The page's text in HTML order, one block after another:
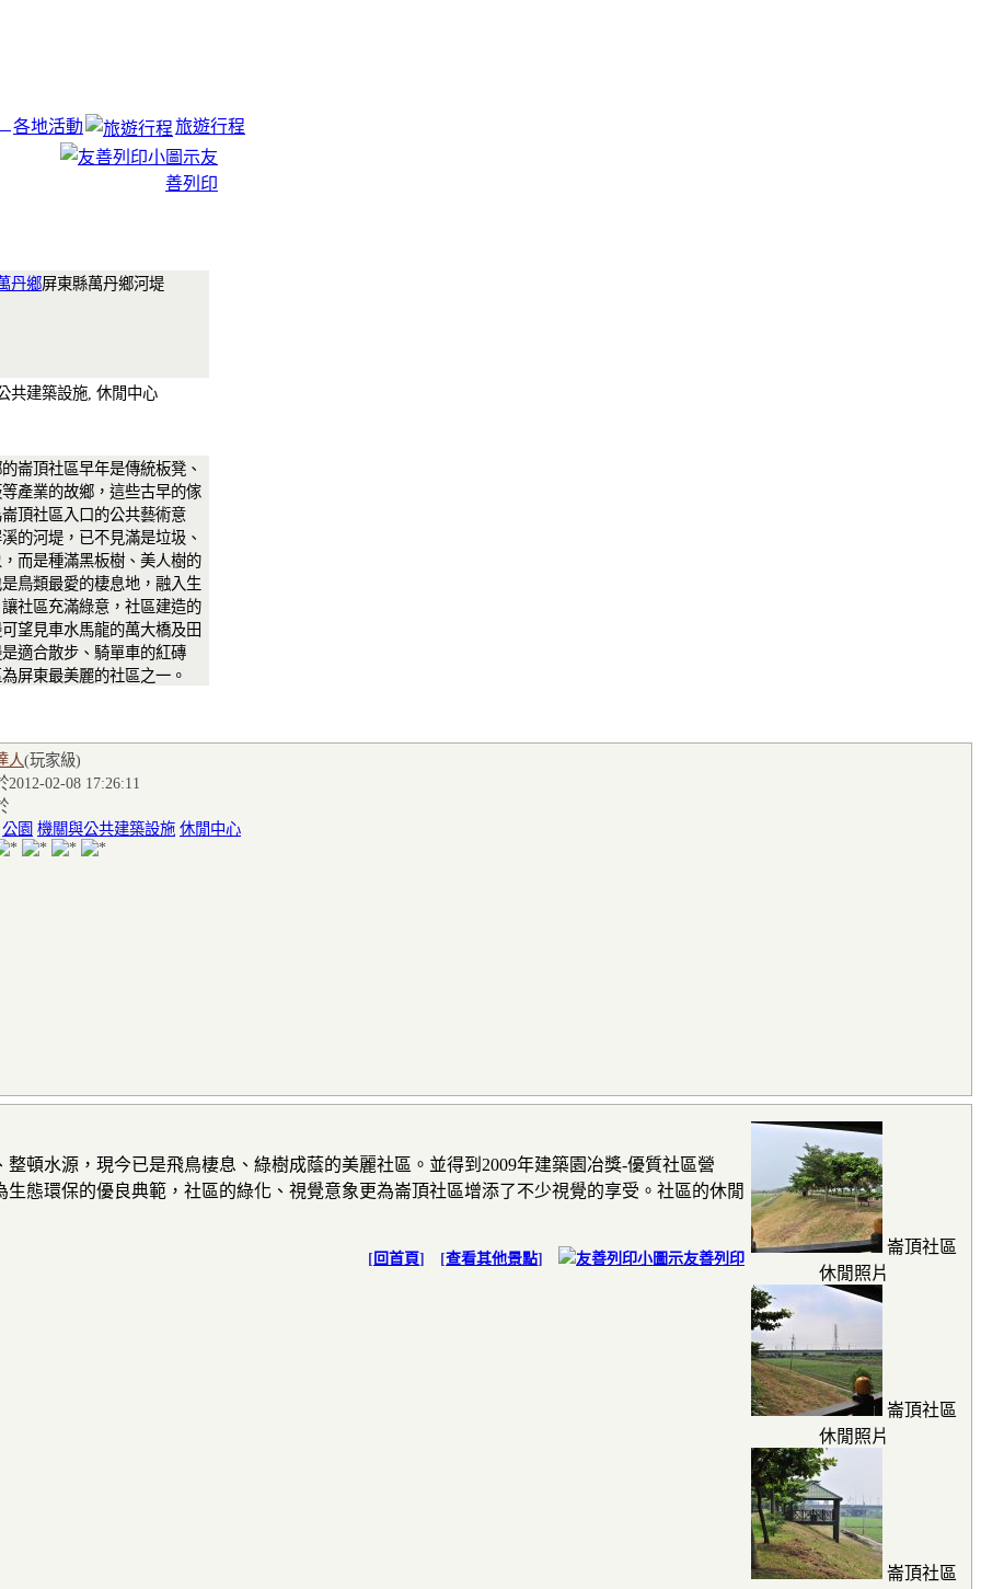
各地活動 旅遊行程
友
善列印
丹鄉屏東縣萬丹鄉河堤
共建築設施, 休閒中心
崙頂社區早年是傳統板凳、
產業的故鄉，這些古早的傢
頂社區入口的公共藝術意
的河堤，已不見滿是垃圾、
而是種滿黑板樹、美人樹的
鳥類最愛的棲息地，融入生
社區充滿綠意，社區建造的
望見車水馬龍的萬大橋及田
適合散步、騎單車的紅磚
屏東最美麗的社區之一。
人(玩家級)
2012-02-08 17:26:11
公園 機關與公共建築設施 休閒中心
崙頂社區
休閒照片
崙頂社區
休閒照片
崙頂社區
頓水源，現今已是飛鳥棲息、綠樹成蔭的美麗社區。並得到 2009年建築園冶獎-優質社區營
態環保的優良典範，社區的綠化、視覺意象更為崙頂社區增添了不少視覺的享受。社區的休閒
[ 回首頁] [查看其他景點] 友善列印